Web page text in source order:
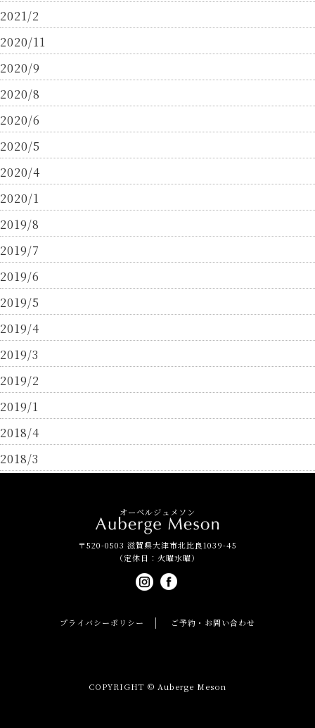
2021/2
2020/11
2020/9
2020/8
2020/6
2020/5
2020/4
2020/1
2019/8
2019/7
2019/6
2019/5
2019/4
2019/3
2019/2
2019/1
2018/4
2018/3
オーベルジュメソン
〒520-0503 滋賀県大津市北比良1039-45
（定休日：火曜水曜）
プライバシーポリシー ご予約・お問い合わせ
COPYRIGHT © Auberge Meson